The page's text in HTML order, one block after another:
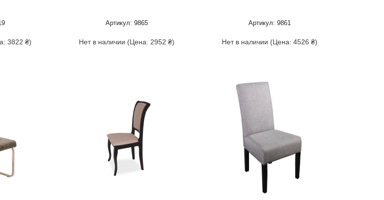
3822 ₴)
Артикул: 9865
Нет в наличии (Цена: 2952 ₴)
Артикул: 9861
Нет в наличии (Цена: 4526 ₴)